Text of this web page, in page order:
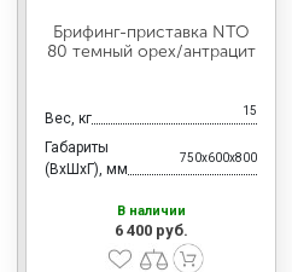
Брифинг-приставка NTO
80 темный орех/антрацит
Вес, кг 15
Габариты
(ВхШхГ), мм
750x600x800
В наличии
6 400 руб.